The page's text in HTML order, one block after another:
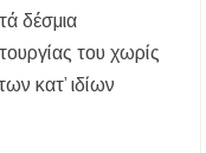
δέσμια
του χωρίς
κατ’ ιδίων